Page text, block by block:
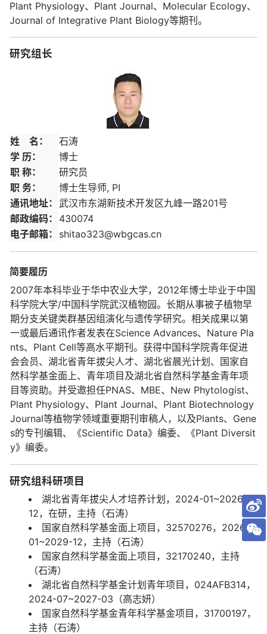
Plant Physiology、Plant Journal、Molecular Ecology、
Journal of Integrative Plant Biology等期刊。
研究组长
姓 名：
石涛
学 历：
博士
职 称：
研究员
职 务：
博士生导师, PI
通讯地址： 武汉市东湖新技术开发区九峰一路201号
邮政编码：
430074
电子邮箱：
shitao323@wbgcas.cn
简要履历
2007年本科毕业于华中农业大学，2012年博士毕业于中国
科学院大学/中国科学院武汉植物园。长期从事被子植物早
期分支关键类群基因组演化与遗传学研究。相关成果以第
一或最后通讯作者发表在Science Advances、Nature Pla
nts、Plant Cell等高水平期刊。获得中国科学院青年促进
会会员、湖北省青年拔尖人才、湖北省晨光计划、国家自
然科学基金面上、青年项目及湖北省自然科学基金青年项
目等资助。并受邀担任PNAS、MBE、New Phytologist、
Plant Physiology、Plant Journal、Plant Biotechnology
Journal等植物学领域重要期刊审稿人，以及Plants、Gene
s的专刊编辑、《Scientific Data》编委、《Plant Diversit
y》编委。
研究组科研项目
湖北省青年拔尖人才培养计划，2024-01~2026-
12，在研，主持（石涛）
国家自然科学基金面上项目，32570276，2026-
01~2029-12，主持（石涛）
国家自然科学基金面上项目，32170240，主持
（石涛）
湖北省自然科学基金计划青年项目，024AFB314，
2024-07~2027-03（高志妍）
国家自然科学基金青年科学基金项目，31700197，
主持（石涛）